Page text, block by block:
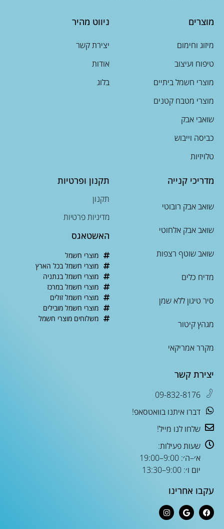
מוצרים
מיזוג וחימום
טיפוח ועיצוב
מוצרי חשמל ביתיים
מוצרי מטבח קטנים
שואבי אבק
כביסה וייבוש
טלויזיות
ניווט מהיר
יצירת קשר
אודות
בלוג
מדריכי קנייה
שואב אבק רובוטי
שואב אבק אלחוטי
שואב שוטף רצפות
מדיח כלים
סיר טיגון ללא שמן
מגהץ קיטור
מקרר אמריקאי
תקנון ופרטיות
תקנון
מדיניות פרטיות
האשטאגס
מוצרי חשמל
מוצרי חשמל בכל הארץ
מוצרי חשמל בנתניה
מוצרי חשמל במרכז
מוצרי חשמל זולים
מוצרי חשמל מובילים
משלוחים מוצרי חשמל
יצירת קשר
09-832-8176
דברו איתנו בוואטסאפ!
שלחו לנו מייל!
שעות פעילות:
א׳–ה׳: 9:00–19:00
יום ו׳: 9:00–13:30
עקבו אחרינו